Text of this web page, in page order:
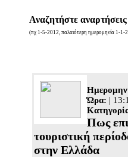
Αναζητήστε
(πχ 1-5-2012, παλαιότερη ημερομηνία 1-1-
Ώρα: |
Πως
τουριστική
στην Ελλάδα